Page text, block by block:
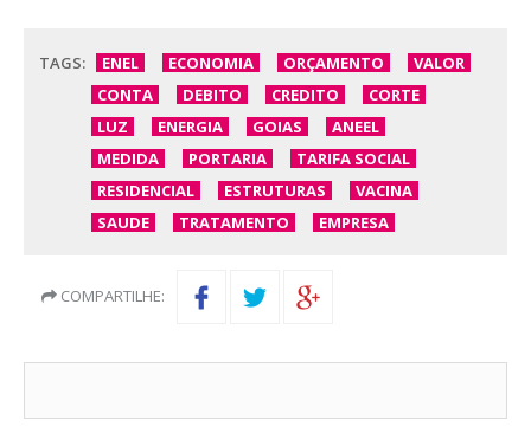
TAGS: ENEL ECONOMIA ORÇAMENTO
VALOR
CONTA
DEBITO CREDITO
CORTE
LUZ
ENERGIA GOIAS
ANEEL
MEDIDA
PORTARIA
TARIFA SOCIAL
RESIDENCIAL
ESTRUTURAS
VACINA
SAUDE
TRATAMENTO EMPRESA
COMPARTILHE: